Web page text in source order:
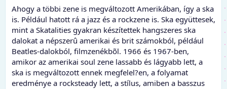
Ahogy a többi zene is megváltozott Amerikában, így a ska
is. Például hatott rá a jazz és a rockzene is. Ska együttesek,
mint a Skatalities gyakran készítettek hangszeres ska
dalokat a népszerû amerikai és brit számokból, például
Beatles-dalokból, filmzenékbõl. 1966 és 1967-ben,
amikor az amerikai soul zene lassabb és lágyabb lett, a
ska is megváltozott ennek megfelel?en, a folyamat
eredménye a rocksteady lett, a stílus, amiben a basszus